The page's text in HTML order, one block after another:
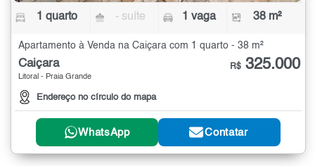
1 quarto - suíte 1 vaga 38 m²
Apartamento à Venda na Caiçara com 1 quarto - 38 m²
Caiçara
Litoral - Praia Grande
Endereço no círculo do mapa
R$ 325.000
WhatsApp Contatar